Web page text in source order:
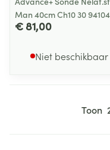
Man 40cm Ch10 30 94104
€ 81,00
Niet beschikbaar
Toon